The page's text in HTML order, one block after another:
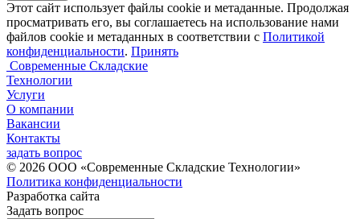
Этот сайт использует файлы cookie и метаданные. Продолжая
просматривать его, вы соглашаетесь на использование нами
файлов cookie и метаданных в соответствии с Политикой
конфиденциальности. Принять
Современные Складские
Технологии
Услуги
О компании
Вакансии
Контакты
задать вопрос
© 2026 ООО «Современные Складские Технологии»
Политика конфиденциальности
Разработка сайта
Задать вопрос